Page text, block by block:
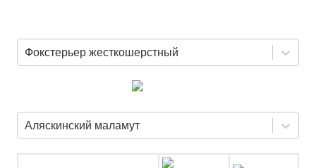
Фокстерьер жесткошерстный
Аляскинский маламут